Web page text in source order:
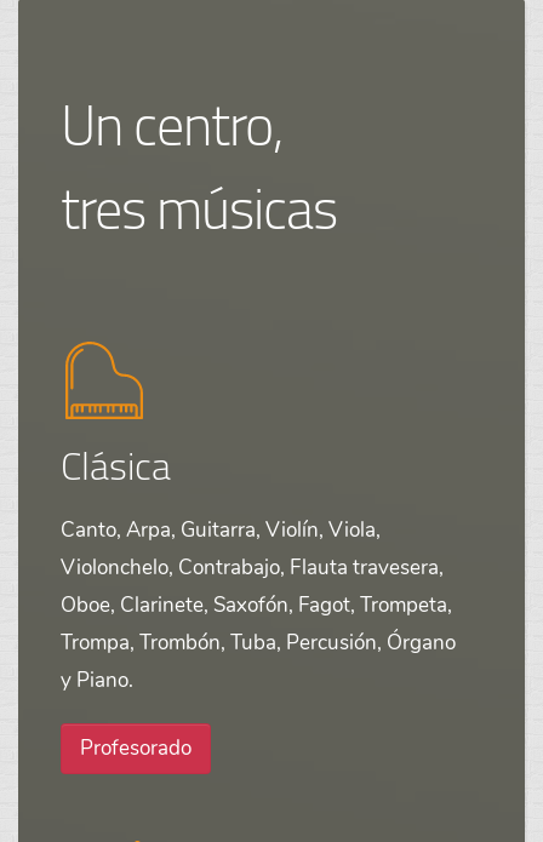
Un centro,
tres músicas
Clásica
Canto, Arpa, Guitarra, Violín, Viola,
Violonchelo, Contrabajo, Flauta travesera,
Oboe, Clarinete, Saxofón, Fagot, Trompeta,
Trompa, Trombón, Tuba, Percusión, Órgano
y Piano.
Profesorado